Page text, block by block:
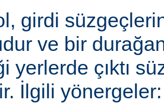
girdi
ve bir
yerlerde çıktı
İlgili